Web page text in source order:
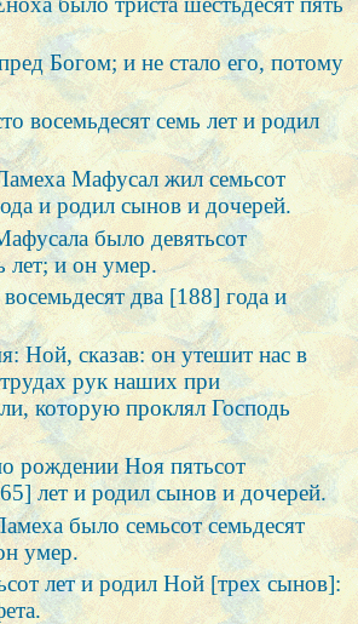
Богом; и не стало его, потому
восемьдесят семь лет и родил
Мафусал жил семьсот
и родил сынов и дочерей.
было девятьсот
лет; и он умер.
два [188] года и
Ной, сказав: он утешит нас в
рук наших при
которую проклял Господь
рождении Ноя пятьсот
лет и родил сынов и дочерей.
было семьсот семьдесят
умер.
лет и родил Ной [трех сынов]: